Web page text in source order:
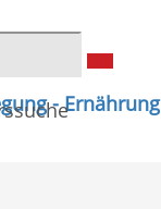
- Ernährung